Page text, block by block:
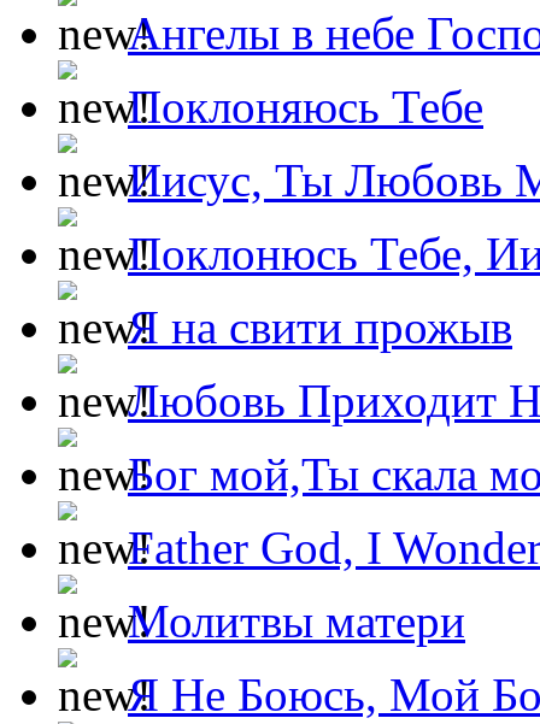
Ангелы в небе
Поклоняюсь Тебе
Иисус, Ты Любовь
Поклонюсь Тебе,
Я на свити прожыв
Любовь Приходит
Бог мой,Ты скала
Father God, I
Молитвы матери
Я Не Боюсь, Мой